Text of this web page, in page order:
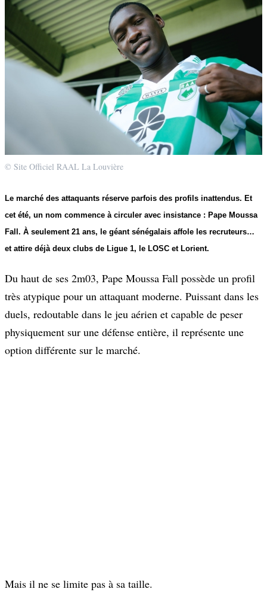
© Site Officiel RAAL La Louvière
Le marché des attaquants réserve parfois des profils inattendus. Et
cet été, un nom commence à circuler avec insistance : Pape Moussa
Fall. À seulement 21 ans, le géant sénégalais affole les recruteurs…
et attire déjà deux clubs de Ligue 1, le LOSC et Lorient.
Du haut de ses 2m03, Pape Moussa Fall possède un profil
très atypique pour un attaquant moderne. Puissant dans les
duels, redoutable dans le jeu aérien et capable de peser
physiquement sur une défense entière, il représente une
option différente sur le marché.
Mais il ne se limite pas à sa taille.